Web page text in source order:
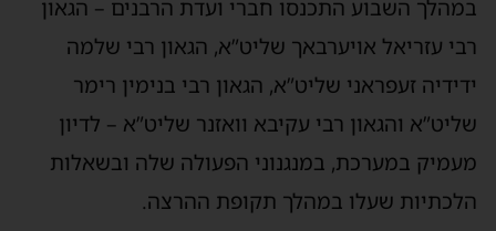
במהלך השבוע התכנסו חברי ועדת הרבנים – הגאון
רבי עזריאל אויערבאך שליט”א, הגאון רבי שלמה
ידידיה זעפראני שליט”א, הגאון רבי בנימין רימר
שליט”א והגאון רבי עקיבא וואזנר שליט”א – לדיון
מעמיק במערכת, במנגנוני הפעולה שלה ובשאלות
הלכתיות שעלו במהלך תקופת ההרצה.